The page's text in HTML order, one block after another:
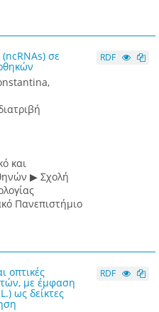
σε
και
▶ Σχολή
Πανεπιστήμιο
RDF
οπτικές
με έμφαση
ως δείκτες
RDF